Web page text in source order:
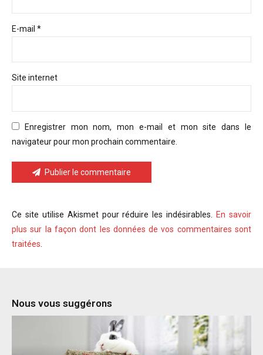
E-mail *
Site internet
Enregistrer mon nom, mon e-mail et mon site dans le
navigateur pour mon prochain commentaire.
Publier le commentaire
Ce site utilise Akismet pour réduire les indésirables. En savoir
plus sur la façon dont les données de vos commentaires sont
traitées.
Nous vous suggérons